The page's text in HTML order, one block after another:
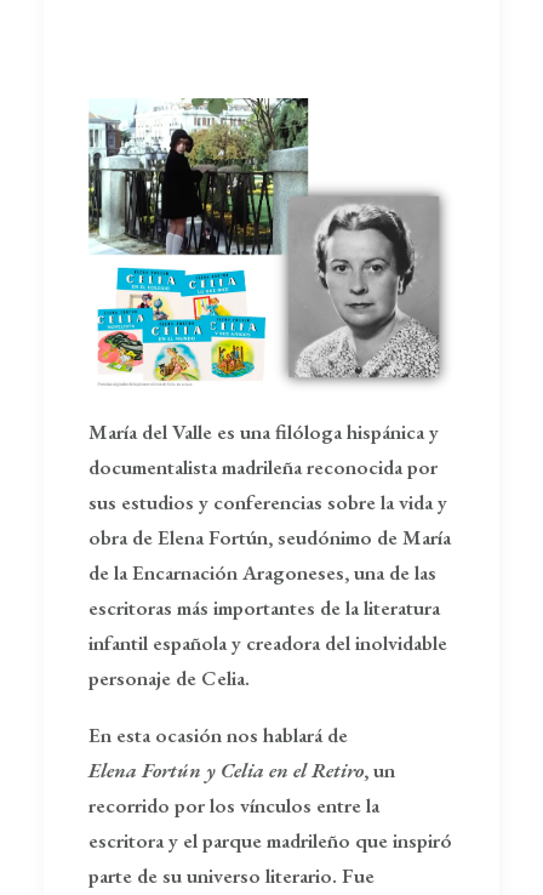
María del Valle es una filóloga hispánica y
documentalista madrileña reconocida por
sus estudios y conferencias sobre la vida y
obra de Elena Fortún, seudónimo de María
de la Encarnación Aragoneses, una de las
escritoras más importantes de la literatura
infantil española y creadora del inolvidable
personaje de Celia.
En esta ocasión nos hablará de
Elena Fortún y Celia en el Retiro, un
recorrido por los vínculos entre la
escritora y el parque madrileño que inspiró
parte de su universo literario. Fue